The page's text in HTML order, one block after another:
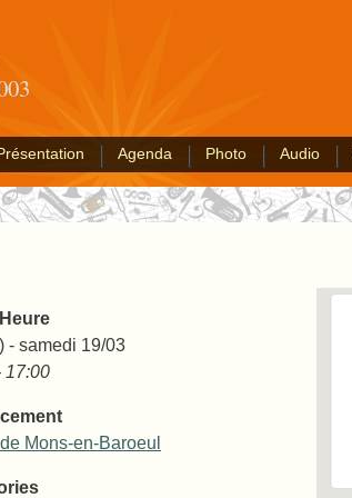
Agenda Photo Audio
- samedi 19/03
17:00
Mons-en-Baroeul